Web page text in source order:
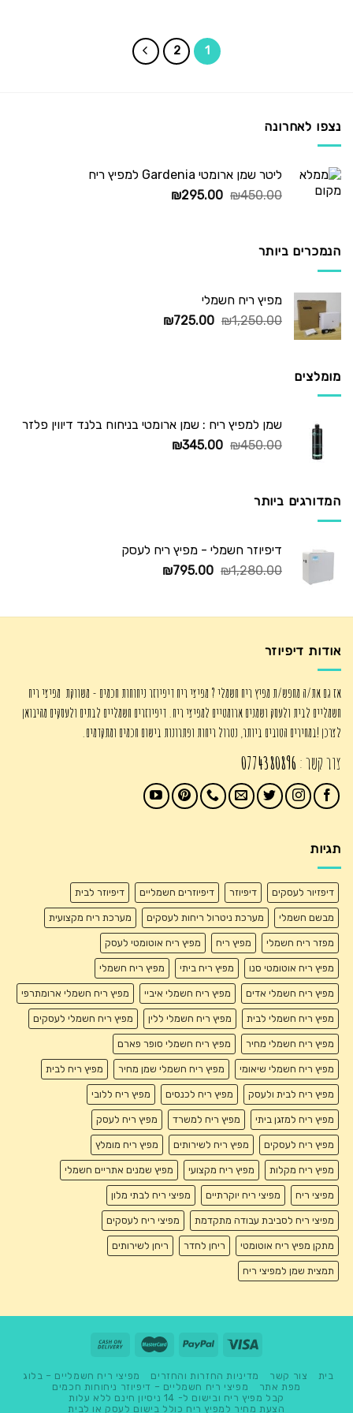
1
2
נצפו לאחרונה
ליטר שמן ארומטי Gardenia למפיץ ריח
₪450.00
המחיר
₪295.00
המחיר
הנמכרים ביותר
מפיץ ריח חשמלי
₪1,250.00
המחיר
₪725.00
המחיר
מומלצים
שמן למפיץ ריח : שמן ארומטי בניחוח בלנד דיווין פלזר
₪450.00
המחיר
₪345.00
המחיר
המדורגים ביותר
דיפיוזר חשמלי - מפיץ ריח לעסק
₪1,280.00
המחיר
₪1,280.00.
₪795.00
המחיר
₪795.00.
אודות דיפיוזר
אז גם את/ה מחפש/ת מפיץ ריח חשמלי ? מפיצי ריח דיפיוזר ניחוחות חכמים - משווקת מפיצי ריח
חשמליים לבית ולעסק ושמנים ארומטיים למפיצי ריח. דיפיוזרים חשמליים לבתים ולעסקים מהיבואן
לצרכן !במחירים הטובים ביותר, נטרול ריחות ופתרונות בישום חכמים ומתקדמים.
צור קשר : 0774380896
תגיות
דיפזיור לעסקים דיפיוזר דיפיוזרים חשמליים דיפיוזר לבית
מבשם חשמלי מערכת ניטרול ריחות לעסקים מערכת ריח מקצועית
מפזר ריח חשמלי מפיץ ריח מפיץ ריח אוטומטי לעסק
מפיץ ריח אוטומטי סנו מפיץ ריח ביתי מפיץ ריח חשמלי
מפיץ ריח חשמלי אדים מפיץ ריח חשמלי איביי מפיץ ריח חשמלי ארומתרפי
מפיץ ריח חשמלי לבית מפיץ ריח חשמלי ללין מפיץ ריח חשמלי לעסקים
מפיץ ריח חשמלי מחיר מפיץ ריח חשמלי סופר פארם
מפיץ ריח חשמלי שיאומי מפיץ ריח חשמלי שמן מחיר מפיץ ריח לבית
מפיץ ריח לבית ולעסק מפיץ ריח לכנסים מפיץ ריח ללובי
מפיץ ריח למזגן ביתי מפיץ ריח למשרד מפיץ ריח לעסק
מפיץ ריח לעסקים מפיץ ריח לשירותים מפיץ ריח מומלץ
מפיץ ריח מקלות מפיץ ריח מקצועי מפיץ שמנים אתריים חשמלי
מפיצי ריח מפיצי ריח יוקרתיים מפיצי ריח לבתי מלון
מפיצי ריח לסביבת עבודה מתקדמת מפיצי ריח לעסקים
מתקן מפיץ ריח אוטומטי ריחן לחדר ריחן לשירותים
תמצית שמן למפיצי ריח
בית צור קשר מדיניות החזרות והחזרים
מפיצי ריח חשמליים – בלוג
מפת אתר
מפיצי ריח חשמליים – דיפיוזר ניחוחות חכמים
קבל מפיץ ריח ובישום ל- 14 ניסיון חינם ללא עלות
הצעת מחיר למפיץ ריח כולל בישום לעסק או לבית